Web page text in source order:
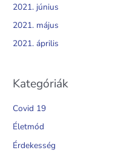
2021. június
2021. május
2021. április
Kategóriák
Covid 19
Életmód
Érdekesség